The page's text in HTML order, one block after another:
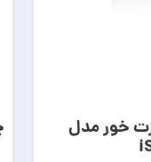
خور مدل